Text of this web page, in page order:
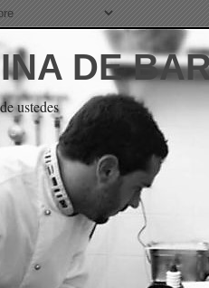
DE
ustedes